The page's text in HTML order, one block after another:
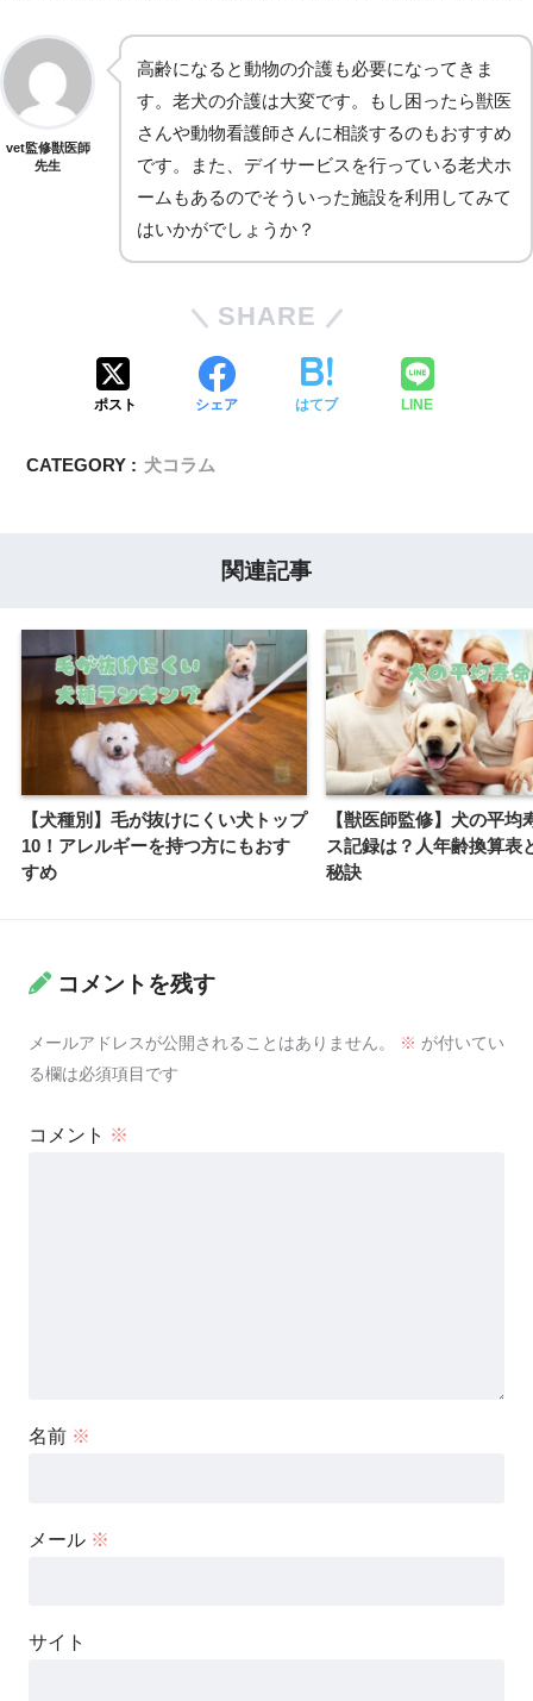
vet監修獣医師
先生
高齢になると動物の介護も必要になってきま
す。老犬の介護は大変です。もし困ったら獣医
さんや動物看護師さんに相談するのもおすすめ
です。また、デイサービスを行っている老犬ホ
ームもあるのでそういった施設を利用してみて
はいかがでしょうか？
SHARE
ポスト シェア はてブ LINE
CATEGORY : 犬コラム
関連記事
【犬種別】毛が抜けにくい犬トップ
10！アレルギーを持つ方にもおす
すめ
【獣医師監修】犬の平均
ス記録は？人年齢換算表
秘訣
コメントを残す
メールアドレスが公開されることはありません。 ※ が付いてい
る欄は必須項目です
コメント ※
名前 ※
メール ※
サイト